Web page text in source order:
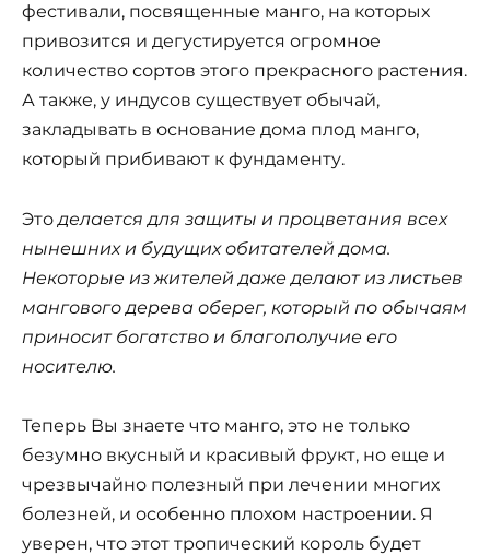
фестивали, посвященные манго, на которых
привозится и дегустируется огромное
количество сортов этого прекрасного растения.
А также, у индусов существует обычай,
закладывать в основание дома плод манго,
который прибивают к фундаменту.
Это делается для защиты и процветания всех
нынешних и будущих обитателей дома.
Некоторые из жителей даже делают из листьев
мангового дерева оберег, который по обычаям
приносит богатство и благополучие его
носителю.
Теперь Вы знаете что манго, это не только
безумно вкусный и красивый фрукт, но еще и
чрезвычайно полезный при лечении многих
болезней, и особенно плохом настроении. Я
уверен, что этот тропический король будет